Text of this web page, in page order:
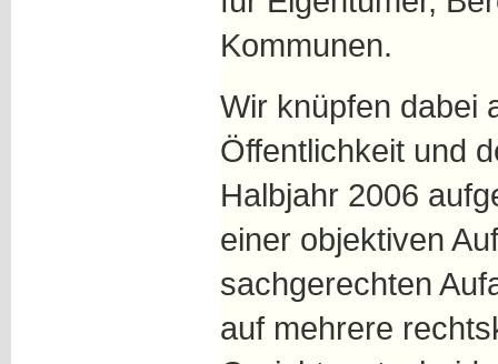
Kommunen.
Wir knüpfen dabei
Öffentlichkeit und
Halbjahr 2006
einer objektiven
sachgerechten
auf mehrere